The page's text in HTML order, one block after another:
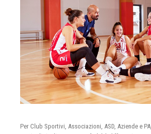
Per Club Sportivi, Associazioni, ASD, Aziende e PA,